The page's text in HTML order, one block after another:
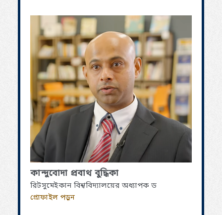
কান্দুবোদা প্রবাথ বুদ্ধিকা
রিটসুমেইকান বিশ্ববিদ্যালয়ের অধ্যাপক ড
প্রোফাইল পড়ুন